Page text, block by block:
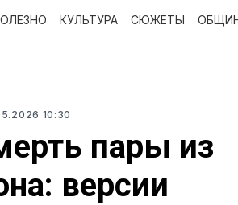
КУЛЬТУРА СЮЖЕТЫ
10:30
пары из
версии